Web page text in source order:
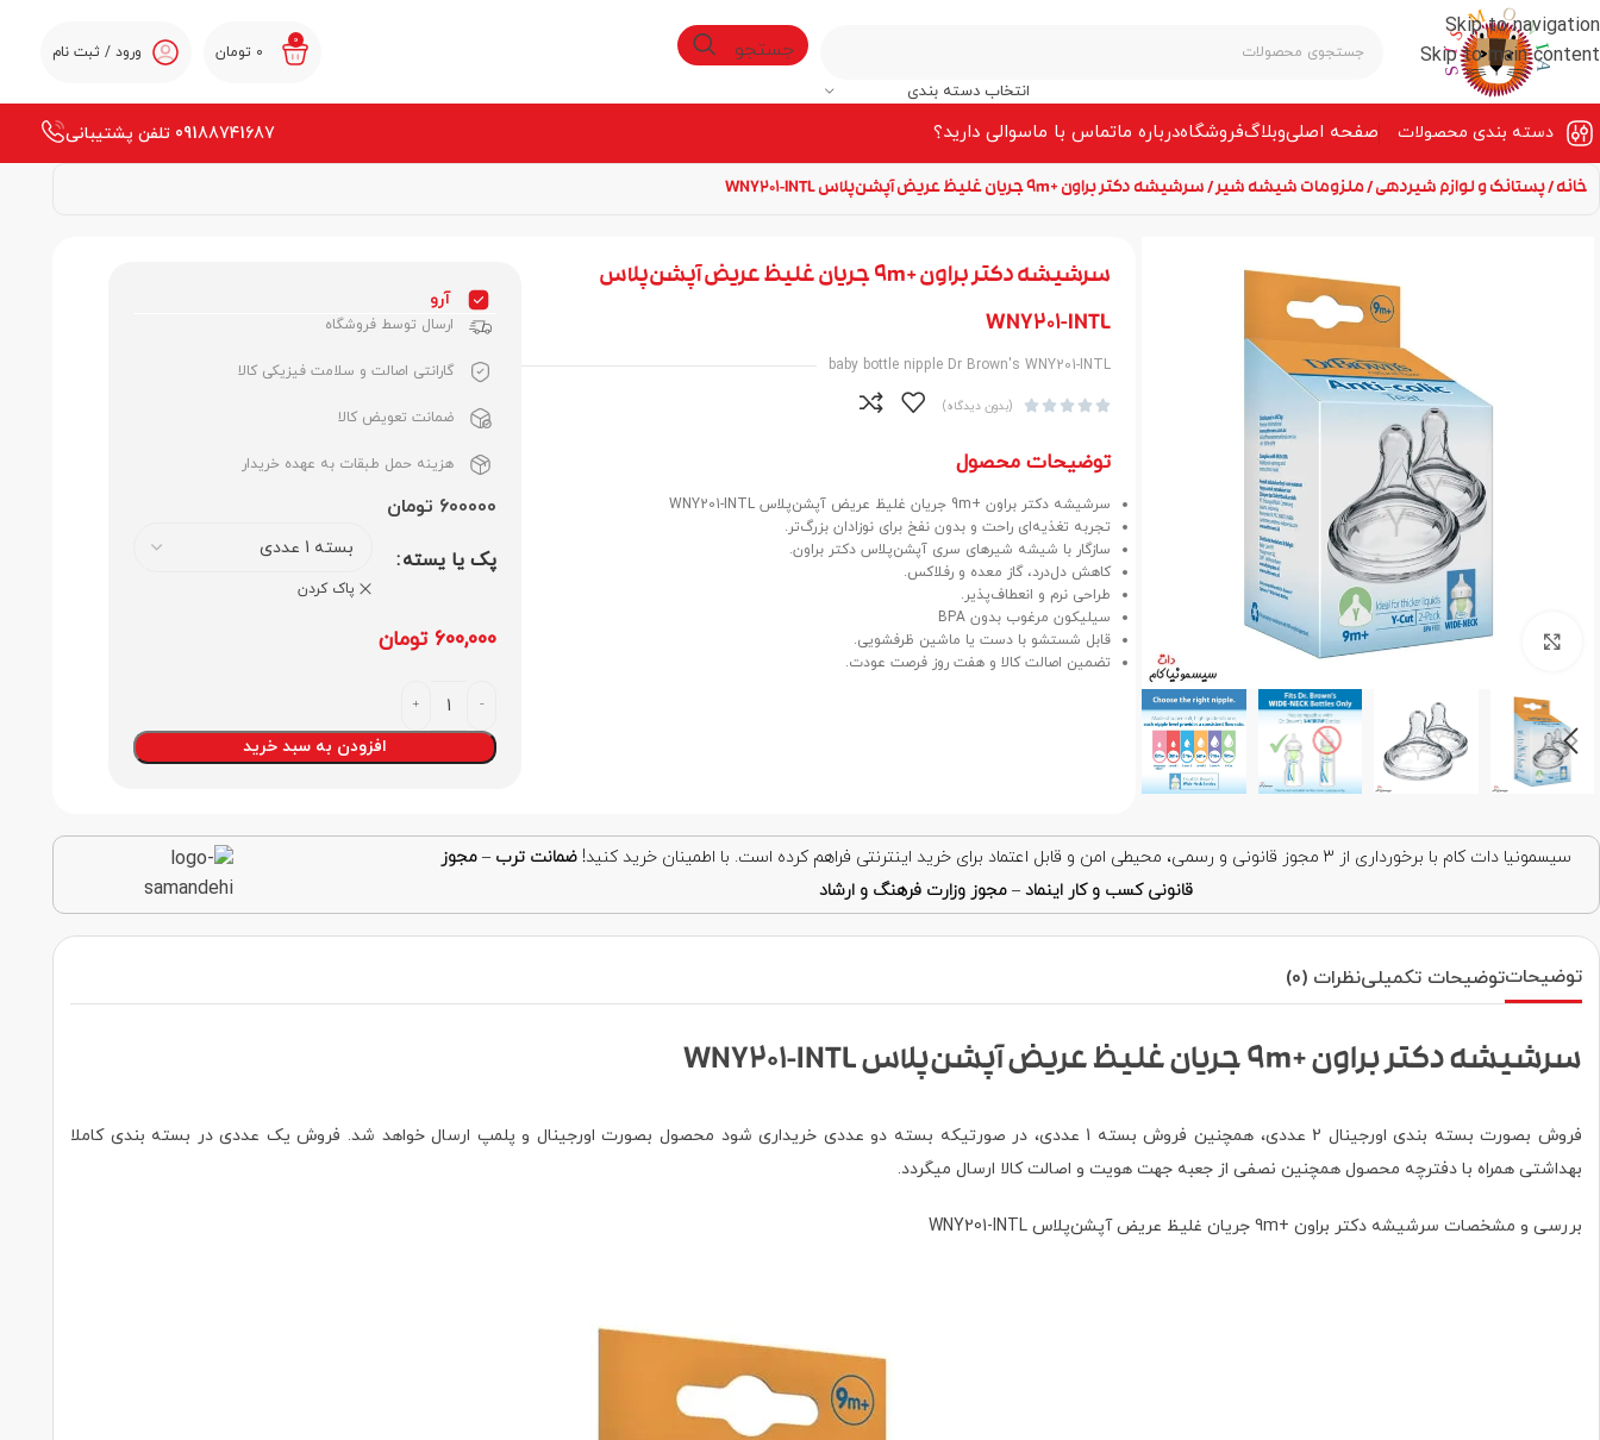
Skip to navigation
Skip to main content
انتخاب دسته بندی
جستجو 0
0 تومان ورود / ثبت نام
دسته بندی محصولات صفحه‌ اصلیوبلاگفروشگاهدرباره ماتماس با ماسوالی دارید؟ 09188741687 تلفن پشتیبانی
خانه پستانک و لوازم شیردهی ملزومات شیشه شیر سرشیشه دکتر براون +9m جریان غلیظ عریض آپشن‌پلاس WNY201-INTL
برای بزرگنمایی کلیک کنید
سرشیشه دکتر براون +9m جریان غلیظ عریض آپشن‌پلاس
WNY201-INTL
baby bottle nipple Dr Brown's WNY201-INTL




 (بدون دیدگاه)
توضیحات محصول
سرشیشه دکتر براون +9m جریان غلیظ عریض آپشن‌پلاس WNY201-INTL
تجربه تغذیه‌ای راحت و بدون نفخ برای نوزادان بزرگ‌تر.
سازگار با شیشه شیرهای سری آپشن‌پلاس دکتر براون.
کاهش دل‌درد، گاز معده و رفلاکس.
طراحی نرم و انعطاف‌پذیر.
سیلیکون مرغوب بدون BPA
قابل شستشو با دست یا ماشین ظرفشویی.
تضمین اصالت کالا و هفت روز فرصت عودت.
آرو
ارسال توسط فروشگاه
گارانتی اصالت و سلامت فیزیکی کالا
ضمانت تعویض کالا
هزینه حمل طبقات به عهده خریدار
600000 تومان
پک یا یسته
پاک کردن
600,000 تومان
افزودن به سبد خرید
سیسمونیا دات کام با برخورداری از ۳ مجوز قانونی و رسمی، محیطی امن و قابل اعتماد برای خرید اینترنتی فراهم کرده است. با اطمینان خرید کنید! ضمانت ترب – مجوز
قانونی کسب و کار اینماد– مجوز وزارت فرهنگ و ارشاد
توضیحاتتوضیحات تکمیلینظرات (0)
سرشیشه دکتر براون +9m جریان غلیظ عریض آپشن‌پلاس WNY201-INTL
فروش بصورت بسته بندی اورجینال 2 عددی، همچنین فروش بسته 1 عددی، در صورتیکه بسته دو عددی خریداری شود محصول بصورت اورجینال و پلمپ ارسال خواهد شد. فروش یک عددی در بسته بندی کاملا
بهداشتی همراه با دفترچه محصول همچنین نصفی از جعبه جهت هویت و اصالت کالا ارسال میگردد.
بررسی و مشخصات سرشیشه دکتر براون +9m جریان غلیظ عریض آپشن‌پلاس WNY201-INTL